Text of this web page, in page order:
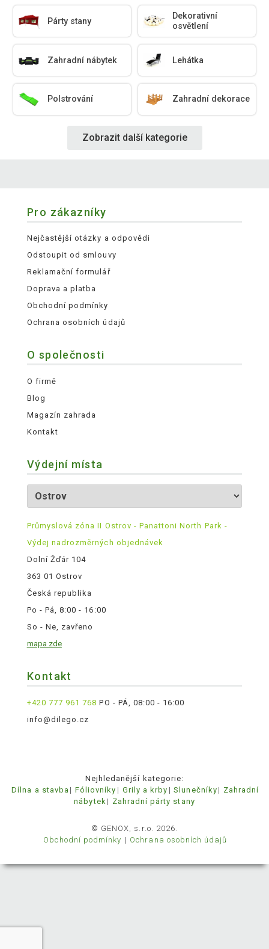
Párty stany
Dekorativní
osvětlení
Zahradní nábytek Lehátka
Polstrování Zahradní dekorace
Zobrazit další kategorie
Pro zákazníky
Nejčastější otázky a odpovědi
Odstoupit od smlouvy
Reklamační formulář
Doprava a platba
Obchodní podmínky
Ochrana osobních údajů
O společnosti
O firmě
Blog
Magazín zahrada
Kontakt
Výdejní místa
Průmyslová zóna II Ostrov - Panattoni North Park -
Výdej nadrozměrných objednávek
Dolní Žďár 104
363 01 Ostrov
Česká republika
Po - Pá, 8:00 - 16:00
So - Ne, zavřeno
mapa zde
Kontakt
+420 777 961 768 PO - PÁ, 08:00 - 16:00
info@dilego.cz
Nejhledanější kategorie:
Dílna a stavba
Fóliovníky Grily a krby Slunečníky
Zahradní
nábytek
Zahradní párty stany
© GENOX, s.r.o. 2026.
Obchodní podmínky
Ochrana osobních údajů